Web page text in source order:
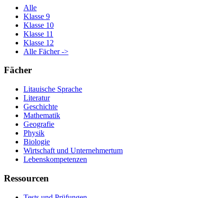
Alle
Klasse 9
Klasse 10
Klasse 11
Klasse 12
Alle Fächer ->
Fächer
Litauische Sprache
Literatur
Geschichte
Mathematik
Geografie
Physik
Biologie
Wirtschaft und Unternehmertum
Lebenskompetenzen
Ressourcen